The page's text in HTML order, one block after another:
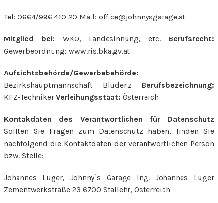
Tel: 0664/996 410 20 Mail: office@johnnysgarage.at
Mitglied bei: WKO, Landesinnung, etc. Berufsrecht:
Gewerbeordnung: www.ris.bka.gv.at
Aufsichtsbehörde/Gewerbebehörde:
Bezirkshauptmannschaft Bludenz Berufsbezeichnung:
KFZ-Techniker Verleihungsstaat: Österreich
Kontakdaten des Verantwortlichen für Datenschutz
Sollten Sie Fragen zum Datenschutz haben, finden Sie
nachfolgend die Kontaktdaten der verantwortlichen Person
bzw. Stelle:
Johannes Luger, Johnny´s Garage Ing. Johannes Luger
Zementwerkstraße 23 6700 Stallehr, Österreich